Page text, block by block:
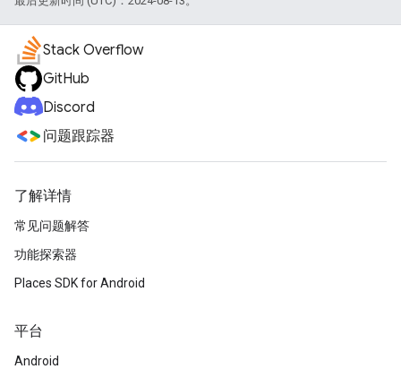
Stack Overflow
GitHub
Discord
问题跟踪器
了解详情
常见问题解答
功能探索器
Places SDK for Android
平台
Android